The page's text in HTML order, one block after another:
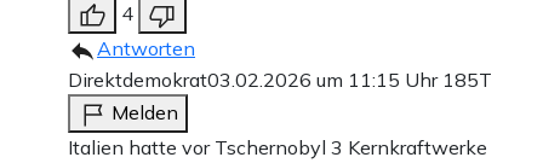
4
Antworten
Direktdemokrat03.02.2026 um 11:15 Uhr 185T
Melden
Italien hatte vor Tschernobyl 3 Kernkraftwerke